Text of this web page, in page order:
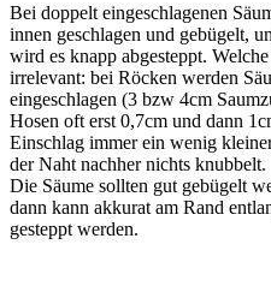
Bei doppelt eingeschlagenen
innen geschlagen und gebügelt,
wird es knapp abgesteppt.
irrelevant: bei Röcken werden
eingeschlagen (3 bzw 4cm
Hosen oft erst 0,7cm und dann
Einschlag immer ein wenig
der Naht nachher nichts knubbelt.
Die Säume sollten gut gebügelt
dann kann akkurat am Rand
gesteppt werden.